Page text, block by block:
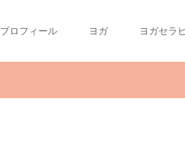
プロフィール ヨガ ヨガセラ